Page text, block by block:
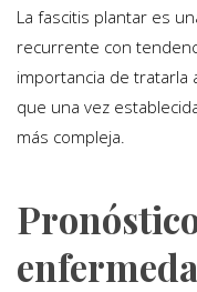
La fascitis plantar es
recurrente con
importancia de tratarla
que una vez
más compleja.